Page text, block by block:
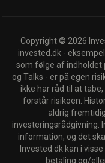
Copyright © 2026
invested.dk -
som følge af indholdet
og Talks - er på egen
ikke har råd til at
forstår risikoen.
aldrig
investeringsrådgivning.
information, og det
Invested.dk kan i
betaling og/